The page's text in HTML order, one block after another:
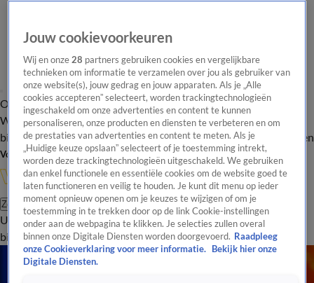
Overzicht Onze programma's Uitzendingen Onze gezichten
In de
WandelgangenInterviewsUitzending
bijwonenPodcastShopVeelgestelde vragenKijkersvraag insturen
Volg Vandaag Inside
Zoeken
UitzendingenVandaag InsideDe OranjezomerShopUitzending
bijwonen
Jouw cookievoorkeuren
Wij en onze28 partners gebruiken cookies en vergelijkbare
technieken om informatie te verzamelen over jou als gebruiker van
onze website(s), jouw gedrag en jouw apparaten. Als je „Alle
cookies accepteren” selecteert, worden trackingtechnologieën
ingeschakeld om onze advertenties en content te kunnen
personaliseren, onze producten en diensten te verbeteren en om
de prestaties van advertenties en content te meten. Als je
„Huidige keuze opslaan” selecteert of je toestemming intrekt,
worden deze trackingtechnologieën uitgeschakeld. We gebruiken
dan enkel functionele en essentiële cookies om de website goed te
laten functioneren en veilig te houden. Je kunt dit menu op ieder
moment opnieuw openen om je keuzes te wijzigen of om je
toestemming in te trekken door op de link Cookie-instellingen
onder aan de webpagina te klikken. Je selecties zullen overal
binnen onze Digitale Diensten worden doorgevoerd. Raadpleeg
onze Cookieverklaring voor meer informatie.
Bekijk hier onze
Digitale Diensten.